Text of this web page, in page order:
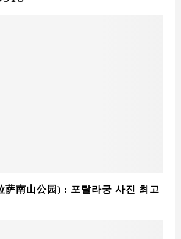
萨南山公园) : 포탈라궁 사진 최고